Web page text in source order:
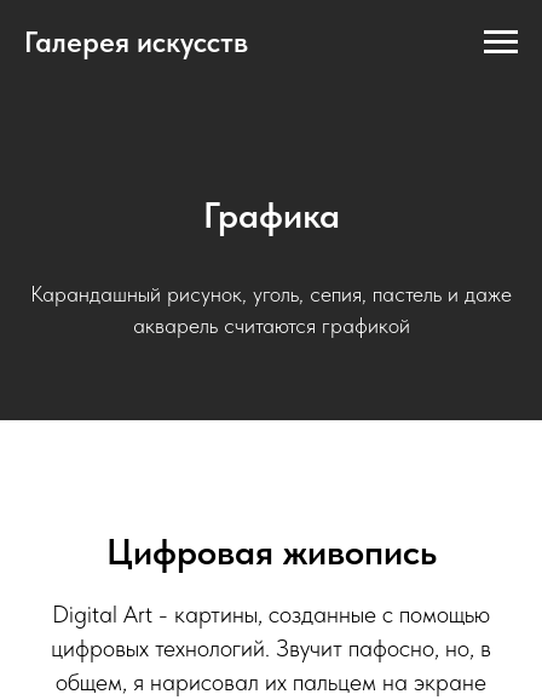
Галерея искусств
Графика
Карандашный рисунок, уголь, сепия, пастель и даже
акварель считаются графикой
Цифровая живопись
Digital Art - картины, созданные с помощью
цифровых технологий. Звучит пафосно, но, в
общем, я нарисовал их пальцем на экране